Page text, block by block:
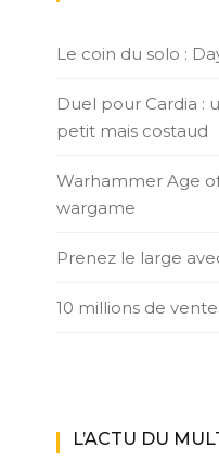
Le coin du solo :
Duel pour Cardia :
petit mais costaud
Warhammer Age
wargame
Prenez le large
10 millions de
L’ACTU DU